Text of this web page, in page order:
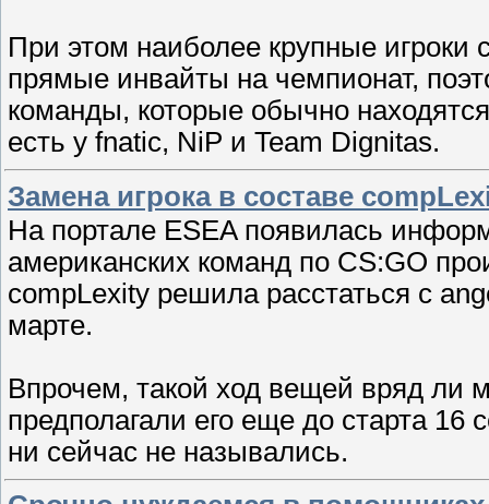
При этом наиболее крупные
прямые инвайты на чемпионат,
команды, которые обычно
есть у fnatic, NiP и Team Dignitas.
Замена игрока в составе
На портале ESEA появилась
американских команд по CS:GO
compLexity решила расстаться с
марте.
Впрочем, такой ход вещей вряд ли
предполагали его еще до старта 16
ни сейчас не назывались.